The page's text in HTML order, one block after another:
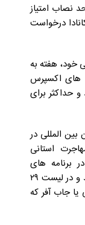
نصاب امتیاز
درخواست
خود، هفته به
های اکسپرس
حداکثر برای
بین المللی در
استانی
برنامه های
مهاجرت استانی بریتیش کلمبیا ثبت نام کنند و در لیست ۲۹
جاب آفر که